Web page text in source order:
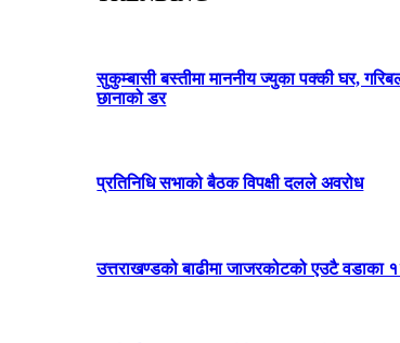
सुकुम्बासी बस्तीमा माननीय ज्युका पक्की घर,
छानाको डर
प्रतिनिधि सभाको बैठक विपक्षी दलले अवरोध
उत्तराखण्डको बाढीमा जाजरकोटको एउटै वडाका